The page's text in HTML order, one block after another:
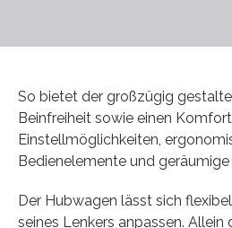
So bietet der großzügig
Beinfreiheit sowie einen
Einstellmöglichkeiten,
Bedienelemente und
Der Hubwagen lässt sich
seines Lenkers anpassen.